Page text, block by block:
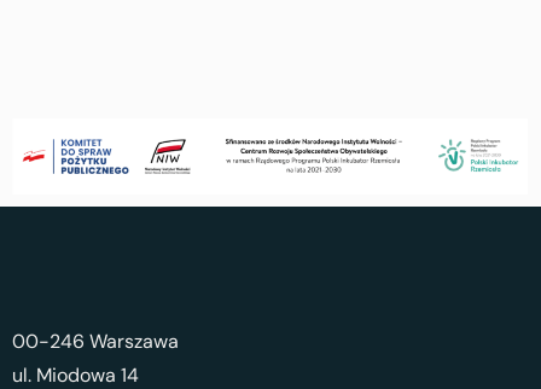
00-246 Warszawa
ul. Miodowa 14